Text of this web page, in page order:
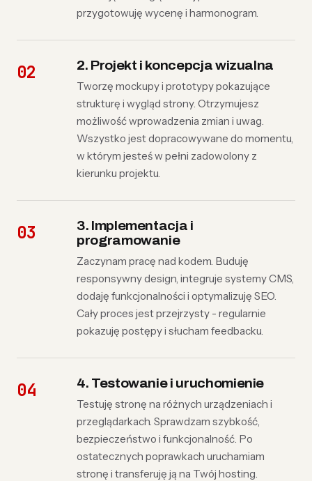
przygotowuję wycenę i harmonogram.
2. Projekt i koncepcja wizualna
Tworzę mockupy i prototypy pokazujące
strukturę i wygląd strony. Otrzymujesz
możliwość wprowadzenia zmian i uwag.
Wszystko jest dopracowywane do momentu,
w którym jesteś w pełni zadowolony z
kierunku projektu.
3. Implementacja i
programowanie
Zaczynam pracę nad kodem. Buduję
responsywny design, integruje systemy CMS,
dodaję funkcjonalności i optymalizuję SEO.
Cały proces jest przejrzysty - regularnie
pokazuję postępy i słucham feedbacku.
4. Testowanie i uruchomienie
Testuję stronę na różnych urządzeniach i
przeglądarkach. Sprawdzam szybkość,
bezpieczeństwo i funkcjonalność. Po
ostatecznych poprawkach uruchamiam
stronę i transferuję ją na Twój hosting.